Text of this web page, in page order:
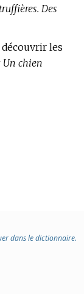
Des
découvrir les
Un chien
dans le dictionnaire.